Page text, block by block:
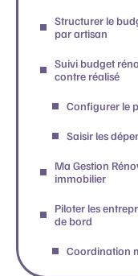
Structurer le
par artisan
Suivi budget
contre réalisé
Configurer le
Saisir les
Ma Gestion
immobilier
Piloter les
de bord
Coordination